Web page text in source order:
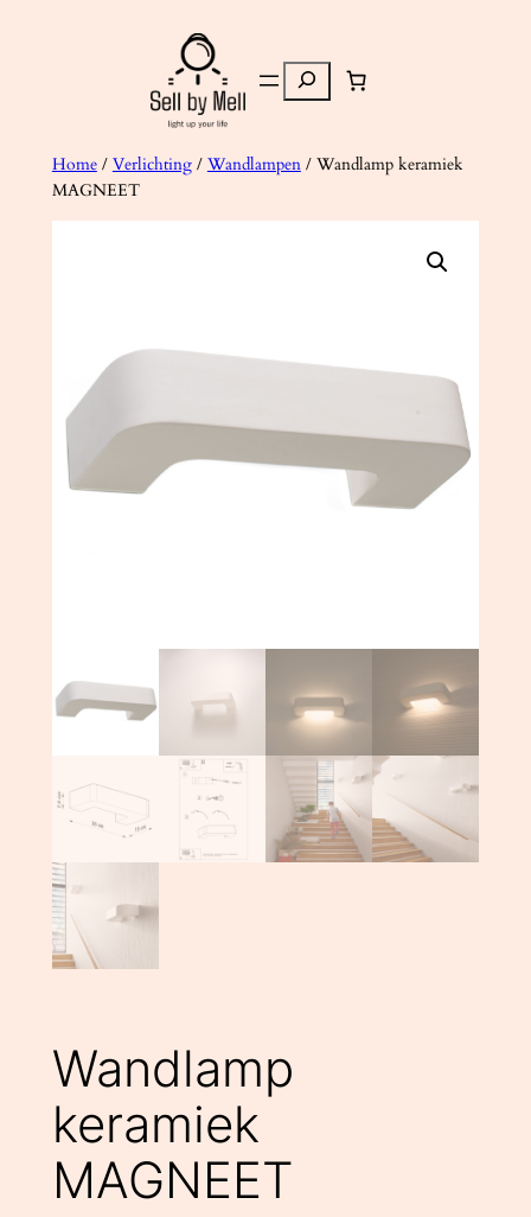
Zoeken
Home/ Verlichting/ Wandlampen/ Wandlamp keramiek
MAGNEET
Wandlamp
keramiek
MAGNEET